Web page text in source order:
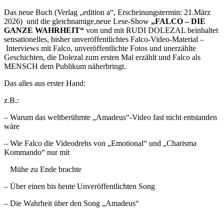
Das neue Buch (Verlag „edition a“, Erscheinungstermin: 21.März
2026) und die gleichnamige,neue Lese-Show „FALCO – DIE
GANZE WAHRHEIT“ von und mit RUDI DOLEZAL beinhaltet
sensationelles, bisher unveröffentlichtes Falco-Video-Material –
Interviews mit Falco, unveröffentlichte Fotos und unerzählte
Geschichten, die Dolezal zum ersten Mal erzählt und Falco als
MENSCH dem Publikum näherbringt.
Das alles aus erster Hand:
z.B.:
– Warum das weltberühmte „Amadeus“-Video fast nicht entstanden
wäre
– Wie Falco die Videodrehs von „Emotional“ und „Charisma
Kommando“ nur mit
Mühe zu Ende brachte
– Über einen bis heute Unveröffentlichten Song
– Die Wahrheit über den Song „Amadeus“